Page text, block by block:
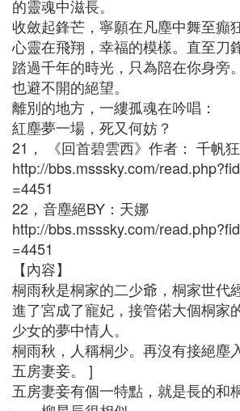
的靈魂中滋長。
收斂起鋒芒，寧願在凡塵中舞至癲狂
心靈在飛翔，幸福的模樣。直至刀
踏過千年的時光，只為陪在你身旁
也避不開的絕望。
離別的地方，一縷孤魂在吟唱：
紅塵夢一場，死又何妨？
21， 《回首碧雲西》作者： 千帆
http://bbs.msssky.com/
=4451
22，音塵絕BY：天娜
http://bbs.msssky.com/
=4451
【內容】
桐雨秋是桐家的二少爺，桐家世代
進了宮成了寵妃，接管偌大個桐家
少女的夢中情人。
桐雨秋，人稱桐少。再沒有接絕塵
五房妻妾。 ]
五房妻妾有個一特點，就是長的和